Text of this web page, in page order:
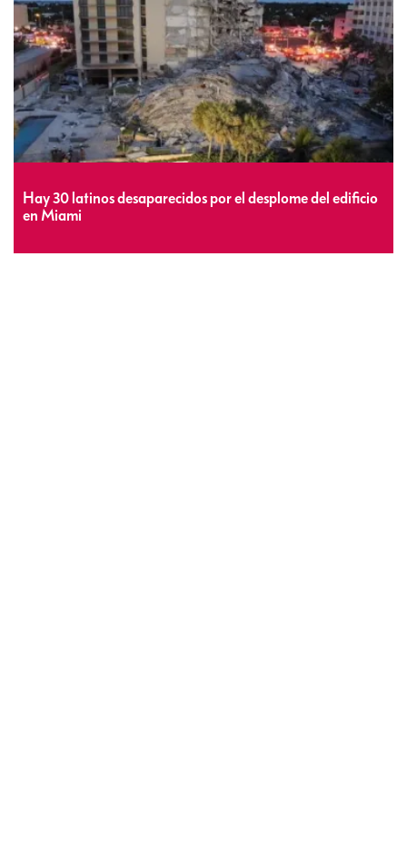
Hay 30 latinos desaparecidos por el desplome del edificio
en Miami